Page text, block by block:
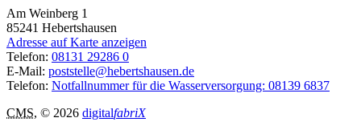
Am Weinberg 1
85241 Hebertshausen
Adresse auf Karte anzeigen
Telefon: 08131 29286 0
E-Mail: poststelle@hebertshausen.de
Telefon: Notfallnummer für die Wasserversorgung: 08139 6837
CMS, © 2026 digitalfabriX